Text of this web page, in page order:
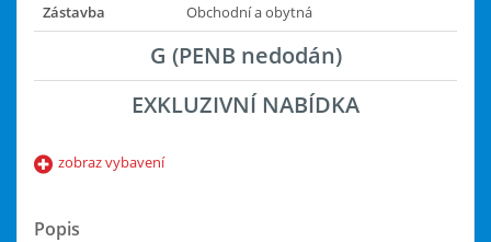
Zástavba
Obchodní a obytná
G (PENB nedodán)
EXKLUZIVNÍ NABÍDKA
zobraz vybavení
Popis